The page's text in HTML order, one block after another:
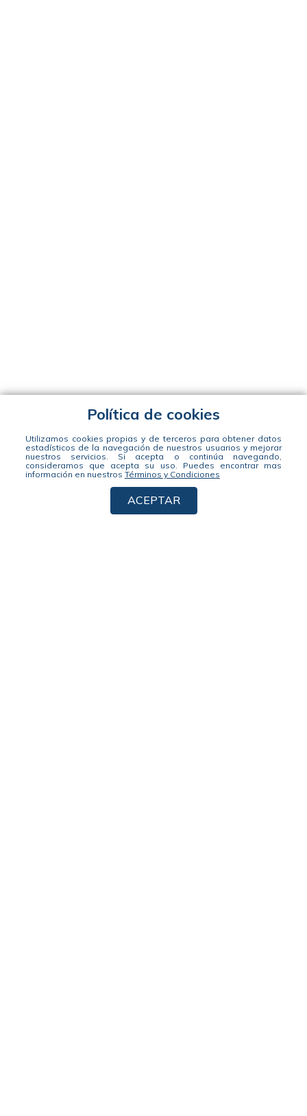
Política de cookies
Utilizamos cookies propias y de terceros para obtener datos
estadísticos de la navegación de nuestros usuarios y mejorar
nuestros servicios. Si acepta o continúa navegando,
consideramos que acepta su uso. Puedes encontrar mas
información en nuestros Términos y Condiciones
ACEPTAR